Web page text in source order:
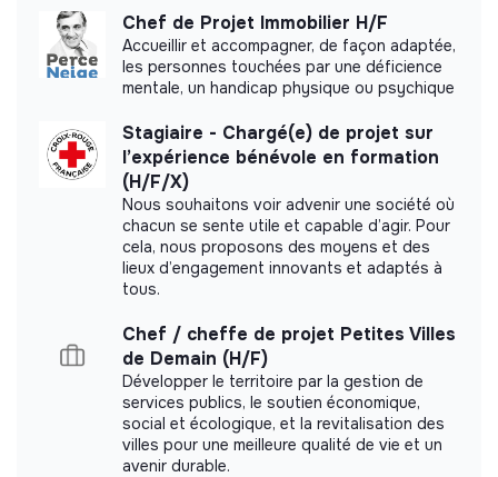
Labels and certifications
Referenced by Shift Your Job.
Documents
Did not yet add a transparency document.
Chef de Projet Immobilier H/F
Accueillir et accompagner, de façon adaptée,
les personnes touchées par une déficience
mentale, un handicap physique ou psychique
Stagiaire - Chargé(e) de projet sur
l’expérience bénévole en formation
(H/F/X)
Nous souhaitons voir advenir une société où
chacun se sente utile et capable d’agir. Pour
cela, nous proposons des moyens et des
lieux d’engagement innovants et adaptés à
tous.
Chef / cheffe de projet Petites Villes
de Demain (H/F)
Développer le territoire par la gestion de
services publics, le soutien économique,
social et écologique, et la revitalisation des
villes pour une meilleure qualité de vie et un
avenir durable.